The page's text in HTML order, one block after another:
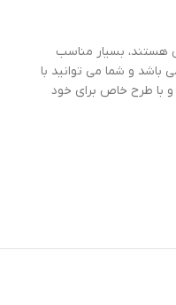
هستند، بسیار مناسب
و شما می توانید با
و با طرح خاص برای خود